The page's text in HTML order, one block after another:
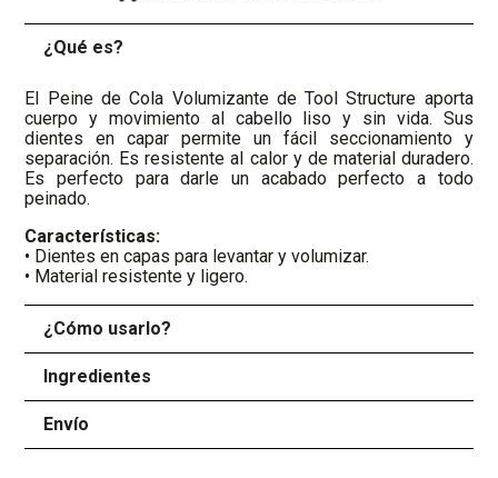
¿Qué es?
El Peine de Cola Volumizante de Tool Structure aporta
cuerpo y movimiento al cabello liso y sin vida. Sus
dientes en capar permite un fácil seccionamiento y
separación. Es resistente al calor y de material duradero.
Es perfecto para darle un acabado perfecto a todo
peinado.
Características:
• Dientes en capas para levantar y volumizar.
• Material resistente y ligero.
¿Cómo usarlo?
Ingredientes
Envío